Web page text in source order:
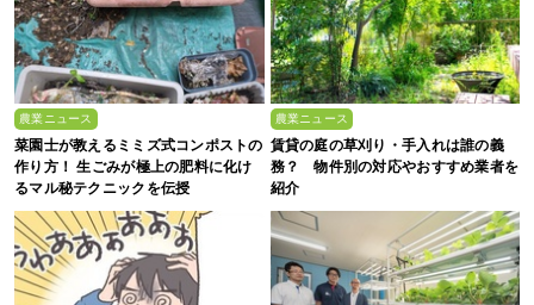
農業ニュース
菜園士が教えるミミズ式コンポストの
作り方！ 生ごみが極上の肥料に化け
るマル秘テクニックを伝授
農業ニュース
賃貸の庭の草刈り・手入れは誰の義
務？ 物件別の対応やおすすめ業者を
紹介